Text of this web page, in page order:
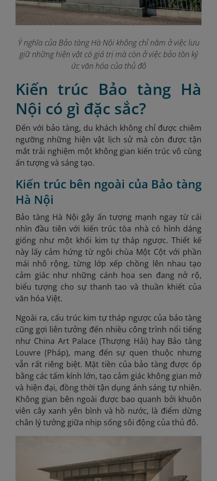
Ý nghĩa của Bảo tàng Hà Nội không chỉ nằm ở việc lưu
giữ những hiện vật có giá trị mà còn ở việc bảo tồn ký
ức văn hóa của thủ đô
Kiến trúc Bảo tàng Hà
Nội có gì đặc sắc?
Đến với bảo tàng, du khách không chỉ được chiêm
ngưỡng những hiện vật lịch sử mà còn được tận
mắt trải nghiệm một không gian kiến trúc vô cùng
ấn tượng và sáng tạo.
Kiến trúc bên ngoài của Bảo tàng
Hà Nội
Bảo tàng Hà Nội gây ấn tượng mạnh ngay từ cái
nhìn đầu tiên với kiến trúc tòa nhà có hình dáng
giống như một khối kim tự tháp ngược. Thiết kế
này lấy cảm hứng từ ngôi chùa Một Cột với phần
mái nhô rộng, từng lớp xếp chồng lên nhau tạo
cảm giác như những cánh hoa sen đang nở rộ,
biểu tượng cho sự thanh tao và thuần khiết của
văn hóa Việt.
Ngoài ra, cấu trúc kim tự tháp ngược của bảo tàng
cũng gợi liên tưởng đến nhiều công trình nổi tiếng
như China Art Palace (Thượng Hải) hay Bảo tàng
Louvre (Pháp), mang đến sự quen thuộc nhưng
vẫn rất riêng biệt. Mặt tiền của bảo tàng được ốp
bằng các tấm kính lớn, tạo cảm giác không gian mở
và hiện đại, đồng thời tận dụng ánh sáng tự nhiên.
Không gian bên ngoài được bao quanh bởi khuôn
viên cây xanh yên bình và hồ nước, là điểm dừng
chân lý tưởng giữa nhịp sống sôi động của thủ đô.